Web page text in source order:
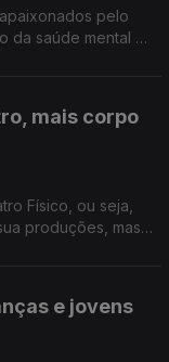
pelo
da saúde mental há
mais corpo
Físico, ou seja,
produções, mas
e jovens